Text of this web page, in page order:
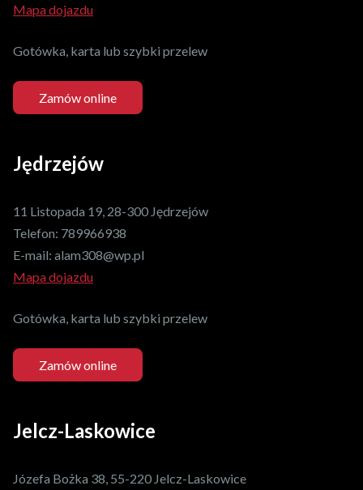
Mapa dojazdu
Gotówka, karta lub szybki przelew
Zamów online
Jędrzejów
11 Listopada 19, 28-300 Jędrzejów
Telefon: 789966938
E-mail: alam308@wp.pl
Mapa dojazdu
Gotówka, karta lub szybki przelew
Zamów online
Jelcz-Laskowice
Józefa Bożka 38, 55-220 Jelcz-Laskowice